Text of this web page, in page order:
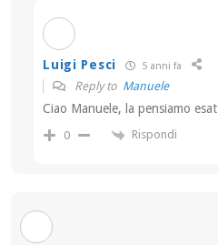
Luigi Pesci 5 anni fa
Reply to Manuele
Ciao Manuele, la pensiamo
0 Rispondi